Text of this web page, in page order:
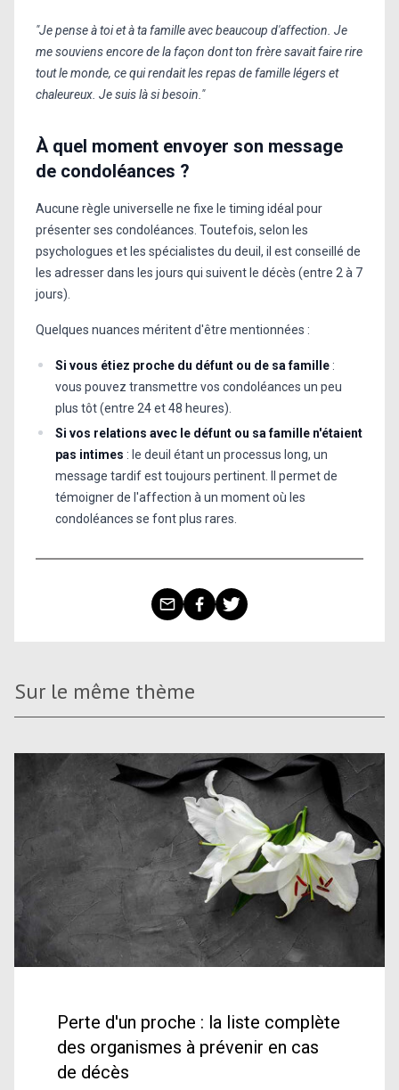
"Je pense à toi et à ta famille avec beaucoup d'affection. Je
me souviens encore de la façon dont ton frère savait faire rire
tout le monde, ce qui rendait les repas de famille légers et
chaleureux. Je suis là si besoin."
À quel moment envoyer son message
de condoléances ?
Aucune règle universelle ne fixe le timing idéal pour
présenter ses condoléances. Toutefois, selon les
psychologues et les spécialistes du deuil, il est conseillé de
les adresser dans les jours qui suivent le décès (entre 2 à 7
jours).
Quelques nuances méritent d'être mentionnées :
Si vous étiez proche du défunt ou de sa famille :
vous pouvez transmettre vos condoléances un peu
plus tôt (entre 24 et 48 heures).
Si vos relations avec le défunt ou sa famille n'étaient
pas intimes : le deuil étant un processus long, un
message tardif est toujours pertinent. Il permet de
témoigner de l'affection à un moment où les
condoléances se font plus rares.
Sur le même thème
Perte d'un proche : la liste complète
des organismes à prévenir en cas
de décès